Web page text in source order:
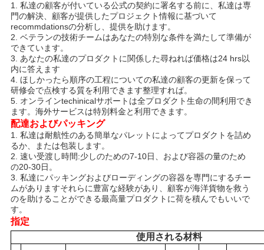
引
金
を
求
め
て
く
だ
さ
い
1. 私達の顧客が付いている公式の契約に署名する前に、私達は専
門の解決、顧客が提供したプロジェクト情報に基づいて
recommdationsの分析し、提供を助けます。
2. ベテランの技術チームはあなたの特別な条件を満たして準備が
できています。
3. あなたの私達のプロダクトに関係した尋ねれば価格は24 hrs以
内に答えます
4. ほしかったら順序の工程についての私達の顧客の更新を保って
研修会で点検する質を利用できます整理すれば。
5. オンラインtechinicalサポートは全プロダクト生命の間利用でき
ます。海外サービスは特別料金と利用できます。
配達およびパッキング
1. 私達は耐航性のある簡単なパレットによってプロダクトを詰め
るか、または包装します。
2. 速い受渡し時間:少しのための7-10日、および容器の量のため
の20-30日。
3. 私達にパッキングおよびローディングの容器を専門にするチー
ムがありますそれらに豊富な経験があり、顧客が海洋貨物を救う
のを助けることができる最高量プロダクトに荷を積んでもいいで
す。
指定
使用される材料